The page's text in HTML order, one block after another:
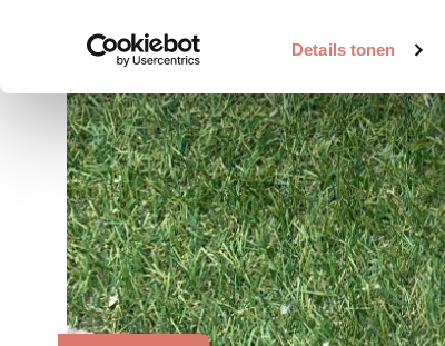
Details tonen